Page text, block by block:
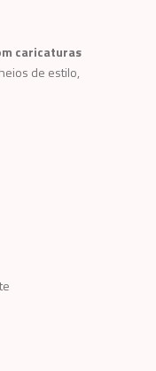
caricaturas
de estilo,